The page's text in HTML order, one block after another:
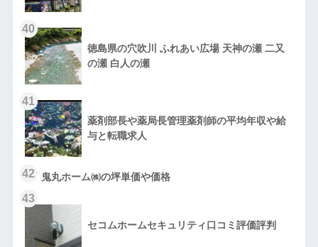
40
徳島県の穴吹川 ふれあい広場 天神の瀬 二又
の瀬 白人の瀬
41
薬剤部長や薬局長管理薬剤師の平均年収や給
与と転職求人
42 鬼丸ホーム㈱の坪単価や価格
43
セコムホームセキュリティ口コミ評価評判